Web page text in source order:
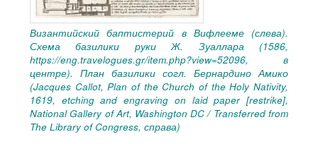
Византийский баптистерий в Вифлееме (слева).
Схема базилики руки Ж. Зуаллара (1586,
https://eng.travelogues.gr/item.php?view=52096, в
центре). План базилики согл. Бернардино Амико
(Jacques Callot, Plan of the Church of the Holy Nativity,
1619, etching and engraving on laid paper [restrike],
National Gallery of Art, Washington DC / Transferred from
The Library of Congress, справа)